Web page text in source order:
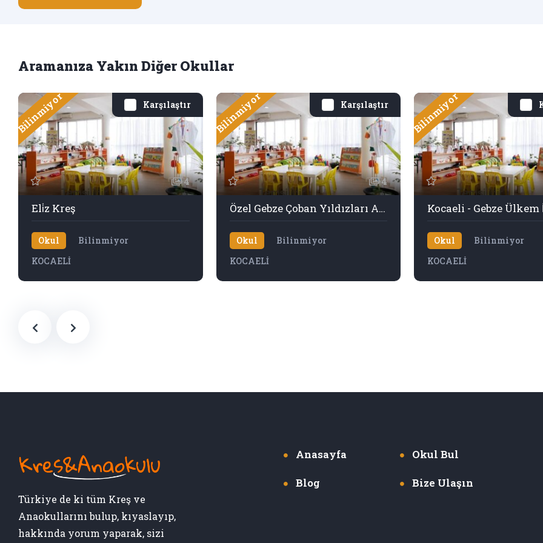
Aramanıza Yakın Diğer Okullar
Karşılaştır
Bilinmiyor
4
Eli̇z Kreş
Okul
Bilinmiyor
KOCAELİ
Karşılaştır
Bilinmiyor
4
Özel Gebze Çoban Yıldızları Anaokulu Ve İlkokulu
Okul
Bilinmiyor
KOCAELİ
Bilinmiyor
Kocaeli - Gebze
Okul
Bilinmiyor
KOCAELİ
Türkiye de ki tüm Kreş ve
Anaokullarını bulup, kıyaslayıp,
hakkında yorum yaparak, sizi
Anasayfa Okul Bul
Blog Bize Ulaşın